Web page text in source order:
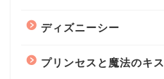
ディズニーシー
プリンセスと魔法のキス